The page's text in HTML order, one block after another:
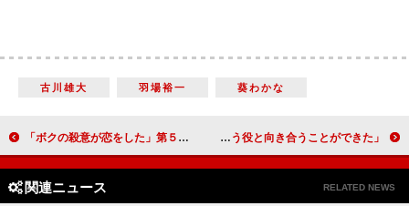
古川雄大 羽場裕一 葵わかな
「ボクの殺意が恋をした」第５話秘密編がスタート “柊”中川大志のキレキレなアクションシーンに反響 北山宏光＆中村ゆりの「ただリコ」がクランクアップ 北山「役者として真剣に正隆という役と向き合うことができた」
関連ニュース RELATED NEWS